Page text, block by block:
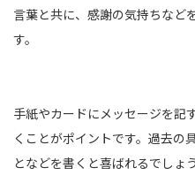
言葉と共に、感謝の気持ちなど
す。
手紙やカードにメッセージを記
くことがポイントです。過去の
となどを書くと喜ばれるでしょう